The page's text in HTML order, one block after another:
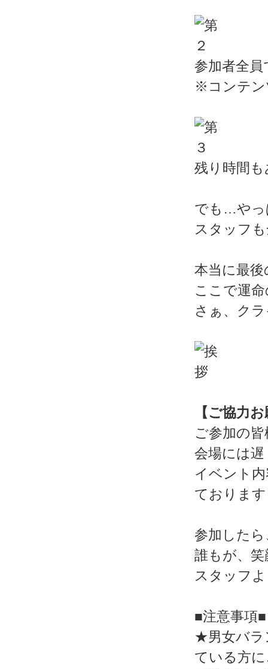
参加者全
※コンテン
残り時間
でも…やっ
スタッフ
本当に最
ここで運
さぁ、ク
【ご協力
ご参加の
会場には
イベント
ておりま
参加した
誰もが、
スタッフ
■注意事項■
★男女バラ
ている方